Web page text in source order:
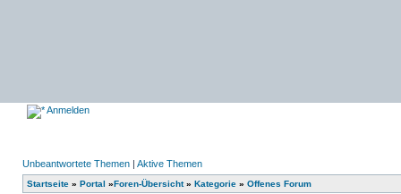
Anmelden
Unbeantwortete Themen | Aktive Themen
Startseite » Portal »Foren-Übersicht» Kategorie » Offenes Forum